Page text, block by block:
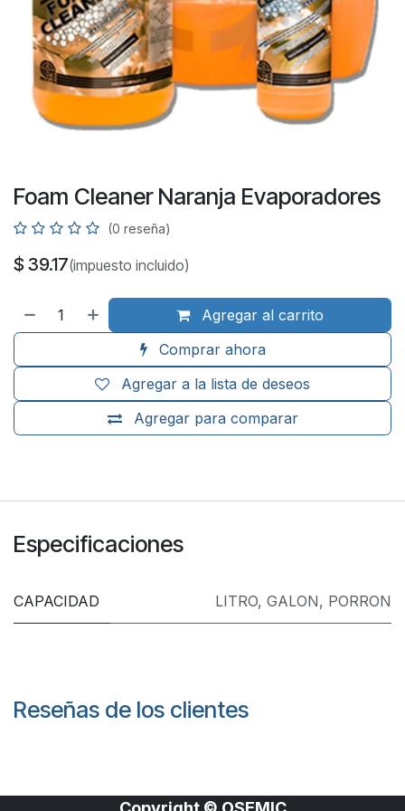
Foam Cleaner Naranja Evaporadores
(0 reseña)
$ 39.17(impuesto incluido)
Agregar al carrito
Comprar ahora
Agregar para comparar
Agregar a la lista de deseos
Especificaciones
CAPACIDAD LITRO, GALON, PORRON
Reseñas de los clientes